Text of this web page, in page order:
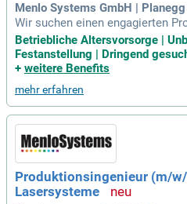
Menlo Systems GmbH | Planegg
Wir suchen einen engagierten
für optische Referenzsysteme in
ünchen. Zu Ihren Aufgaben
tage und Justage von
n aktiv an der Fehleranalyse
ektronischer Komponenten mit.
chlossenes Studium in
eichen sowie praktische
tonik. Wir bieten Ihnen
Team und gute
0 Tage Urlaub, flache
ellung.
Betriebliche Altersvorsorge |
Festanstellung | Dringend
+ weitere Benefits
mehr erfahren
Produktionsingenieur (m/
Lasersysteme